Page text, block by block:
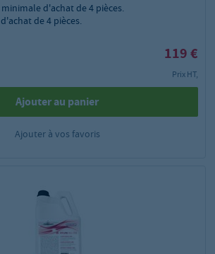
d'achat de4 pièces.
de 4 pièces.
119 €
Prix HT,
Ajouter au panier
Ajouter à vos favoris